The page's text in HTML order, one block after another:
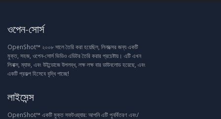
ওপেন-সোর্স
OpenShot™ ২০০৮ সালে তৈরি করা হয়েছিল, লিনাক্সের জন্য একটি
মুক্ত, সহজ, ওপেন-সোর্স ভিডিও এডিটর তৈরি করার প্রচেষ্টায়। এটি এখন
লিনাক্স, ম্যাক, এবং উইন্ডোজে উপলব্ধ, লক্ষ লক্ষ বার ডাউনলোড হয়েছে, এবং
একটি প্রকল্প হিসেবে বৃদ্ধি পাচ্ছে!
লাইসেন্স
OpenShot™ একটি মুক্ত সফটওয়্যার: আপনি এটি পুনর্বিতরণ এবং/